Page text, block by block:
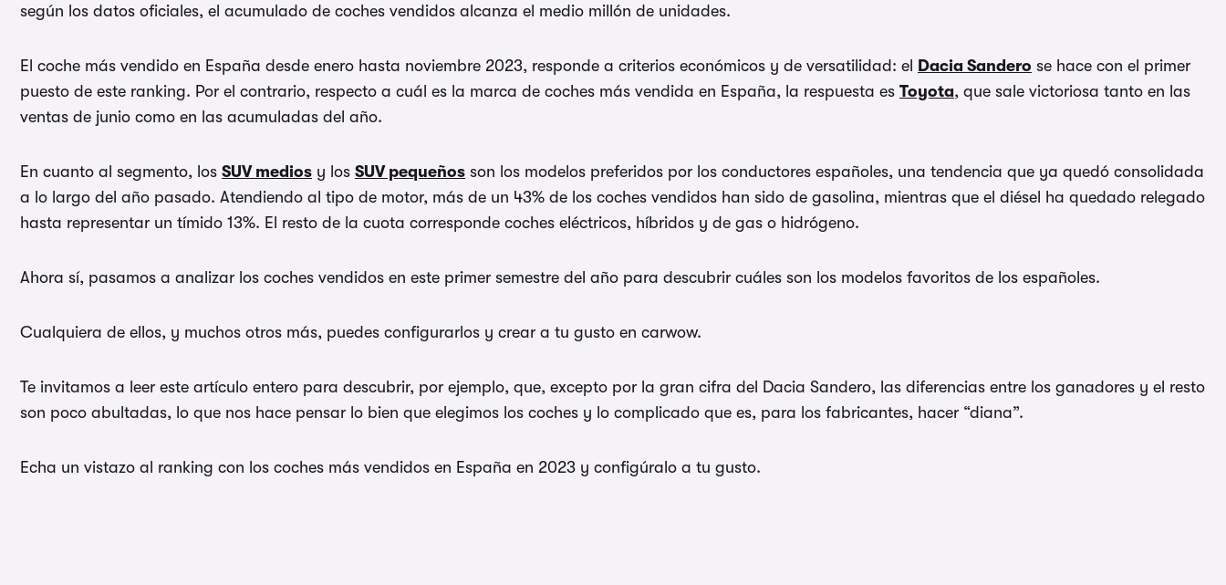
según los datos oficiales, el acumulado de coches vendidos alcanza el medio millón de unidades.
El coche más vendido en España desde enero hasta noviembre 2023, responde a criterios económicos y de versatilidad: el Dacia Sandero se hace con el primer
puesto de este ranking. Por el contrario, respecto a cuál es la marca de coches más vendida en España, la respuesta es Toyota, que sale victoriosa tanto en las
ventas de junio como en las acumuladas del año.
En cuanto al segmento, los SUV medios y los SUV pequeños son los modelos preferidos por los conductores españoles, una tendencia que ya quedó consolidada
a lo largo del año pasado. Atendiendo al tipo de motor, más de un 43% de los coches vendidos han sido de gasolina, mientras que el diésel ha quedado relegado
hasta representar un tímido 13%. El resto de la cuota corresponde coches eléctricos, híbridos y de gas o hidrógeno.
Ahora sí, pasamos a analizar los coches vendidos en este primer semestre del año para descubrir cuáles son los modelos favoritos de los españoles.
Cualquiera de ellos, y muchos otros más, puedes configurarlos y crear a tu gusto en carwow.
Te invitamos a leer este artículo entero para descubrir, por ejemplo, que, excepto por la gran cifra del Dacia Sandero, las diferencias entre los ganadores y el resto
son poco abultadas, lo que nos hace pensar lo bien que elegimos los coches y lo complicado que es, para los fabricantes, hacer “diana”.
Echa un vistazo al ranking con los coches más vendidos en España en 2023 y configúralo a tu gusto.